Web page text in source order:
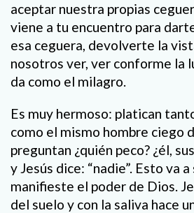
aceptar nuestra propias
viene a tu encuentro para
esa ceguera, devolverte la
nosotros ver, ver conforme la
da como el milagro.
Es muy hermoso: platican
como el mismo hombre ciego
preguntan ¿quién peco? ¿él,
y Jesús dice: “nadie”. Esto va
manifieste el poder de Dios.
del suelo y con la saliva hace